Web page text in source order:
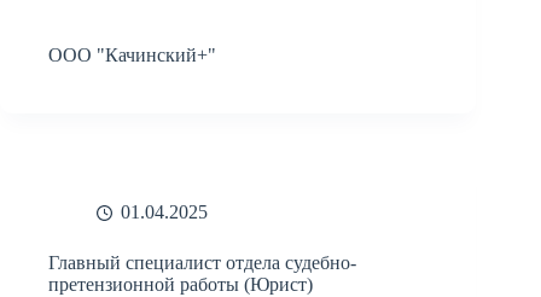
ООО "Качинский+"
01.04.2025
Главный специалист отдела судебно-
претензионной работы (Юрист)